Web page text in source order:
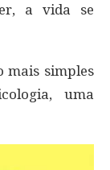
a vida se
mais simples
uma